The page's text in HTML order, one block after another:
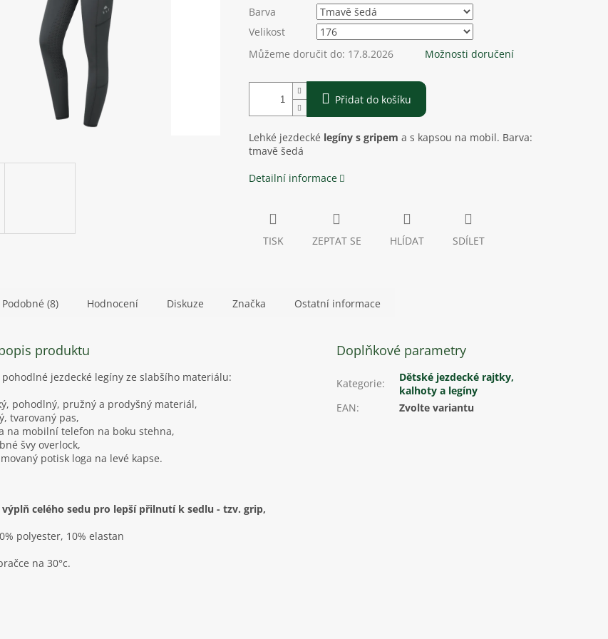
Barva
Velikost
Můžeme doručit do: 17.8.2026 Možnosti doručení
Přidat do košíku
Lehké jezdecké legíny s gripem a s kapsou na mobil. Barva:
tmavě šedá
Detailní informace
TISK ZEPTAT SE HLÍDAT SDÍLET
Podobné (8) Hodnocení Diskuze Značka Ostatní informace
produktu
jezdecké legíny ze slabšího materiálu:
pohodlný, pružný a prodyšný materiál,
tvarovaný pas,
na mobilní telefon na boku stehna,
švy overlock,
potisk loga na levé kapse.
celého sedu pro lepší přilnutí k sedlu - tzv. grip,
polyester, 10% elastan
na 30°c.
Doplňkové parametry
Kategorie:
Dětské jezdecké rajtky,
kalhoty a legíny
EAN: Zvolte variantu